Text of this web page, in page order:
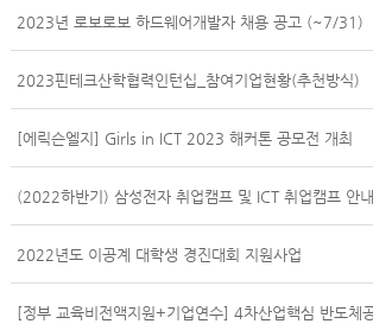
2023년 로보로보 하드웨어개발자 채용 공고 (~7/31)
2023핀테크산학협력인턴십_참여기업현황(추천방식)
[에릭슨엘지] Girls in ICT 2023 해커톤 공모전 개최
(2022하반기) 삼성전자 취업캠프 및 ICT 취업캠프 안내
2022년도 이공계 대학생 경진대회 지원사업